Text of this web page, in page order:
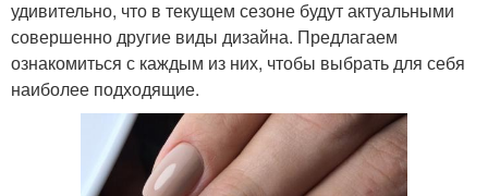
удивительно, что в текущем сезоне будут актуальными
совершенно другие виды дизайна. Предлагаем
ознакомиться с каждым из них, чтобы выбрать для себя
наиболее подходящие.